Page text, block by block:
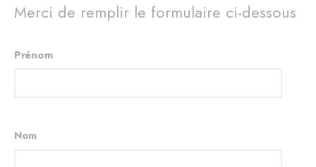
Merci de remplir le formulaire ci-dessous
Prénom
Nom